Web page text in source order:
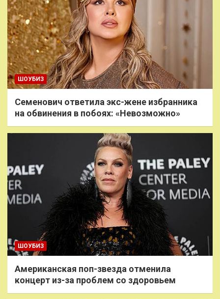
ШОУБИЗ
Семенович ответила экс-жене избранника
на обвинения в побоях: «Невозможно»
ШОУБИЗ
Американская поп-звезда отменила
концерт из-за проблем со здоровьем